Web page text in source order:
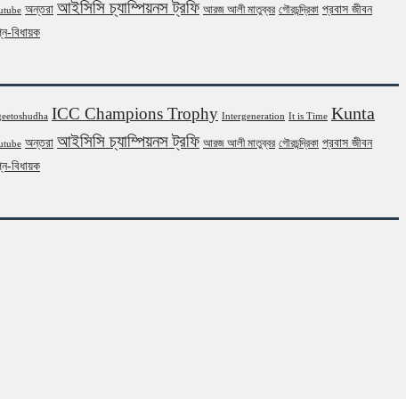
অন্তরা আইসিসি চ্যাম্পিয়নস ট্রফি আরজ আলী মাতুব্বর গৌরচন্দ্রিকা প্রবাস জীবন
বিধায়ক
ICC Champions Trophy Intergeneration It is Time Kunta
অন্তরা আইসিসি চ্যাম্পিয়নস ট্রফি আরজ আলী মাতুব্বর গৌরচন্দ্রিকা প্রবাস জীবন
বিধায়ক